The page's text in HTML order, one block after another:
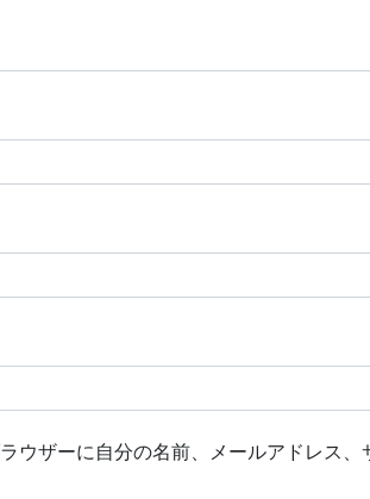
ウザーに自分の名前、メールアドレス、